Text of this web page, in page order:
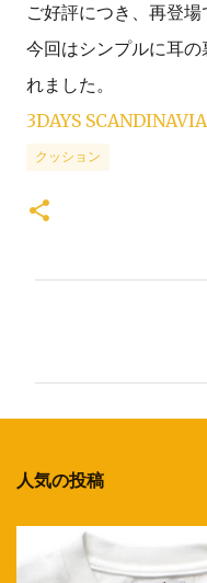
ご好評につき、再登場
今回はシンプルに耳
れました。
3DAYS SCANDINAVIA
クッション
人気の投稿